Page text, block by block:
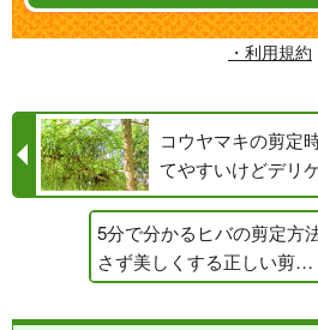
・利用規約
コウヤマキの剪定
てやすいけどデリ
5分で分かるヒバの剪定方
さず美しくする正しい剪…